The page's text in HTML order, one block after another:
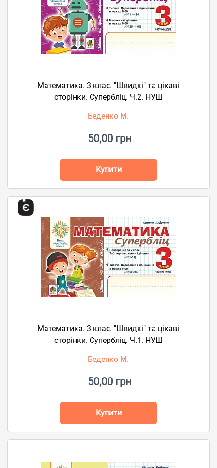
Математика. 3 клас. "Швидкі" та цікаві
сторінки. Супербліц. Ч.2. НУШ
Беденко М.
50,00 грн
Купити
Математика. 3 клас. "Швидкі" та цікаві
сторінки. Супербліц. Ч.1. НУШ
Беденко М.
50,00 грн
Купити